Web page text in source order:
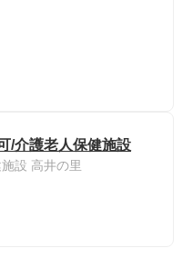
/介護老人保健施設
設 高井の里